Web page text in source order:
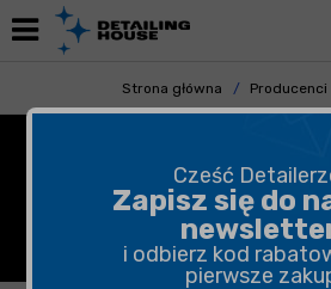
Strona główna Producenci
MASKUJĄCE,
Cześć
Zapisz się do
i odbierz kod
pierwsze